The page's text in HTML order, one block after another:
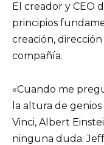
El creador y CEO
principios
creación,
compañía.
«Cuando me
la altura de
Vinci, Albert
ninguna duda: Jeff